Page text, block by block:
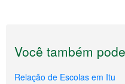
Você também
Relação de Escolas em Itu